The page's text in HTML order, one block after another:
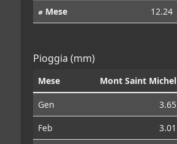
⌀ Mese
12.24
Pioggia (mm)
Mese Mont Saint Michel
Gen 3.65
Feb
3.01